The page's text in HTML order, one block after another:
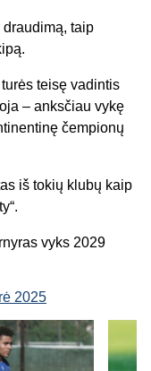
draudimą, taip
teisę vadintis
– anksčiau vykę
čempionų
iš tokių klubų kaip
vyks 2029
2025